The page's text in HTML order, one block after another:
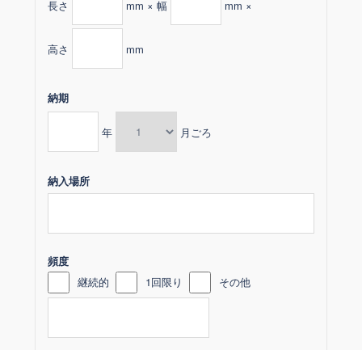
長さ mm × 幅 mm ×
高さ mm
納期
年 月ごろ
納入場所
頻度
継続的
1回限り その他